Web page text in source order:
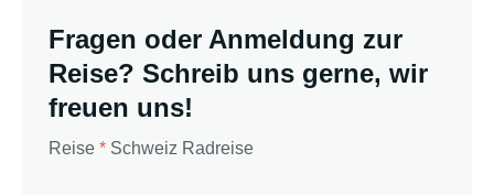
Fragen oder Anmeldung zur
Reise? Schreib uns gerne, wir
freuen uns!
Reise * Schweiz Radreise